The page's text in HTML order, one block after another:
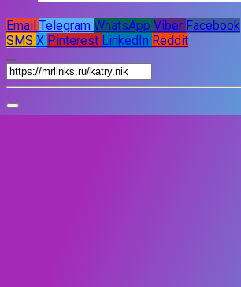
Email Telegram WhatsApp Viber Facebook
SMS X Pinterest LinkedIn Reddit